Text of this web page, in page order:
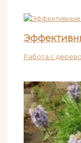
Работа с